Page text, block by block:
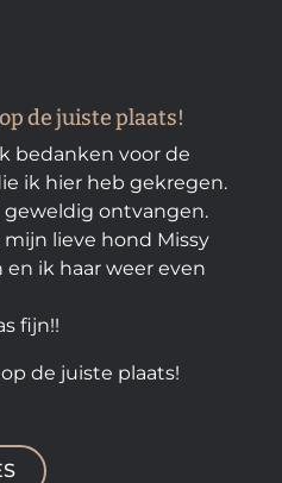
de juiste plaats!
bedanken voor de
ik hier heb gekregen.
ontvangen.
lieve hond Missy
ik haar weer even
fijn!!
de juiste plaats!